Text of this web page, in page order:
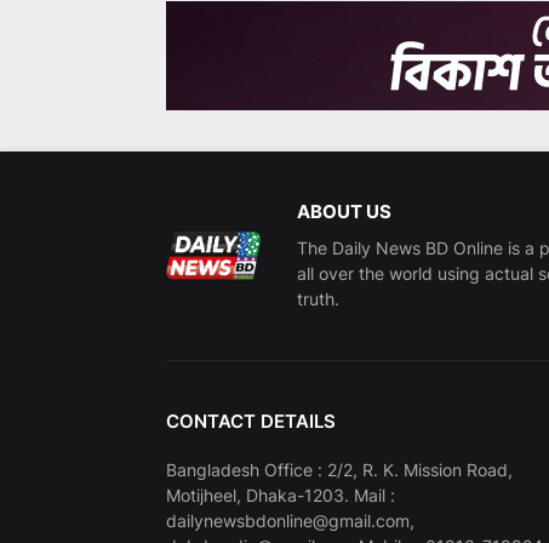
ABOUT US
The Daily News BD Online is a
all over the world using actual
truth.
CONTACT DETAILS
Bangladesh Office : 2/2, R. K. Mission Road,
Motijheel, Dhaka-1203. Mail :
dailynewsbdonline@gmail.com,